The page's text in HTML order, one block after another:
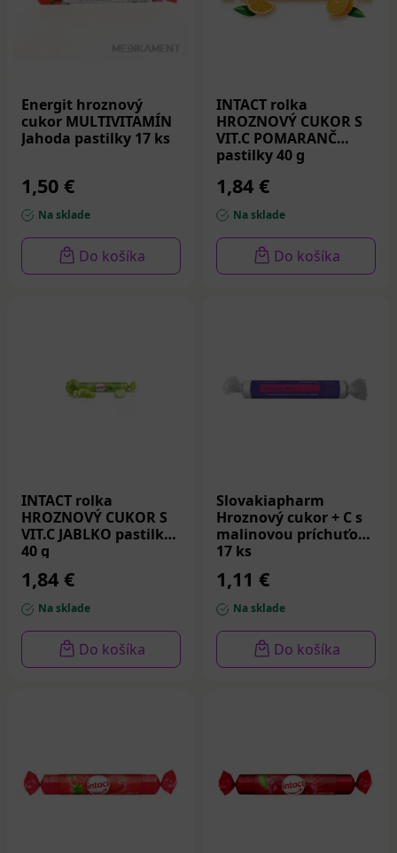
Energit hroznový
cukor MULTIVITAMÍN
Jahoda pastilky 17 ks
1,50 €
Na sklade
Do košíka
INTACT rolka
HROZNOVÝ CUKOR S
VIT.C POMARANČ
pastilky 40 g
1,84 €
Na sklade
Do košíka
INTACT rolka
HROZNOVÝ CUKOR S
VIT.C JABLKO pastilky
40 g
1,84 €
Na sklade
Do košíka
Slovakiapharm
Hroznový cukor + C s
malinovou príchuťou
17 ks
1,11 €
Na sklade
Do košíka